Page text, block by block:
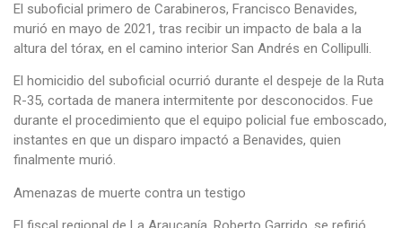
El suboficial primero de Carabineros, Francisco Benavides,
murió en mayo de 2021, tras recibir un impacto de bala a la
altura del tórax, en el camino interior San Andrés en Collipulli.
El homicidio del suboficial ocurrió durante el despeje de la Ruta
R-35, cortada de manera intermitente por desconocidos. Fue
durante el procedimiento que el equipo policial fue emboscado,
instantes en que un disparo impactó a Benavides, quien
finalmente murió.
Amenazas de muerte contra un testigo